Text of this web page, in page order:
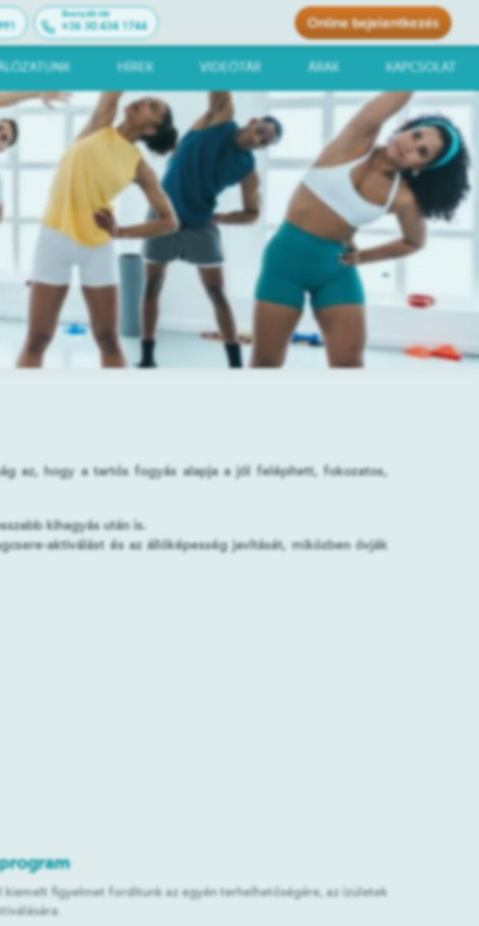
Bosnyák tér
+36 30 434 1744 Online bejelentkezés
HÍREK VIDEÓTÁR ÁRAK KAPCSOLAT
az, hogy a tartós fogyás alapja a jól felépített, fokozatos,
kihagyás után is.
aktiválást és az állóképesség javítását, miközben óvják
figyelmet fordítunk az egyén terhelhetőségére, az ízületek